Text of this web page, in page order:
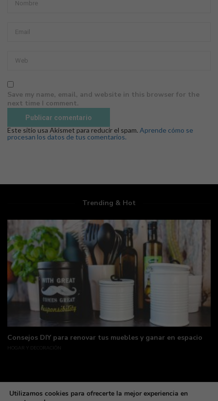
Save my name, email, and website in this browser for the
next time I comment.
Este sitio usa Akismet para reducir el spam. Aprende cómo se
procesan los datos de tus comentarios.
Trending & Hot
Consejos DIY para renovar tus muebles y ganar en espacio
HOGAR Y DECORACIÓN
Utilizamos cookies para ofrecerte la mejor experiencia en